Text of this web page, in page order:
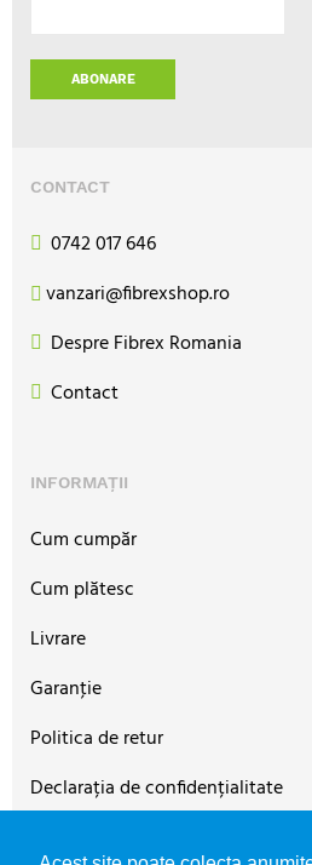
ABONARE
CONTACT
0742 017 646
vanzari@fibrexshop.ro
Despre Fibrex Romania
Contact
INFORMAȚII
Cum cumpăr
Cum plătesc
Livrare
Garanţie
Politica de retur
Declarația de confidențialitate